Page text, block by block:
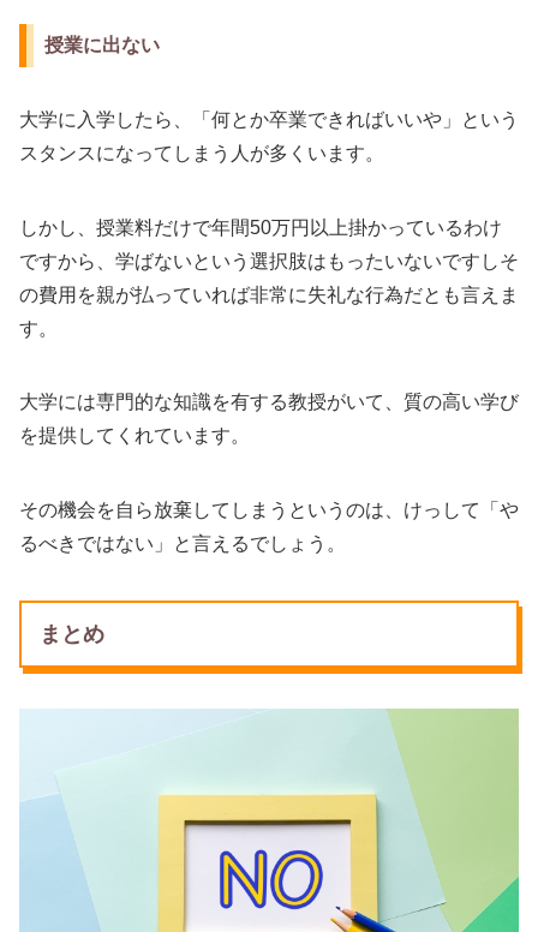
授業に出ない
大学に入学したら、「何とか卒業できればいいや」という
スタンスになってしまう人が多くいます。
しかし、授業料だけで年間50万円以上掛かっているわけ
ですから、学ばないという選択肢はもったいないですしそ
の費用を親が払っていれば非常に失礼な行為だとも言えま
す。
大学には専門的な知識を有する教授がいて、質の高い学び
を提供してくれています。
その機会を自ら放棄してしまうというのは、けっして「や
るべきではない」と言えるでしょう。
まとめ